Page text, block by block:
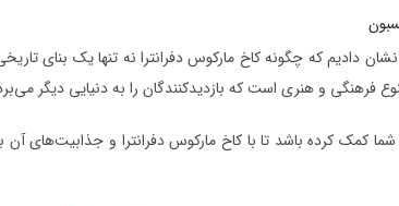
دادیم که چگونه کاخ مارکوس دفرانترا نه تنها یک بنای
فرهنگی و هنری است که بازدیدکنندگان را به دنیایی دیگر
شما کمک کرده باشد تا با کاخ مارکوس دفرانترا و جذابیت‌های